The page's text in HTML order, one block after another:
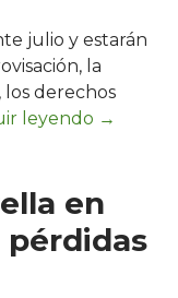
julio y estarán
la
los derechos
en